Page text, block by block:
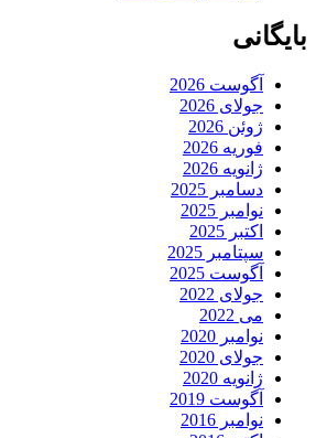
بایگانی
آگوست 2026
جولای 2026
ژوئن 2026
فوریه 2026
ژانویه 2026
دسامبر 2025
نوامبر 2025
اکتبر 2025
سپتامبر 2025
آگوست 2025
جولای 2022
می 2022
نوامبر 2020
جولای 2020
ژانویه 2020
آگوست 2019
نوامبر 2016